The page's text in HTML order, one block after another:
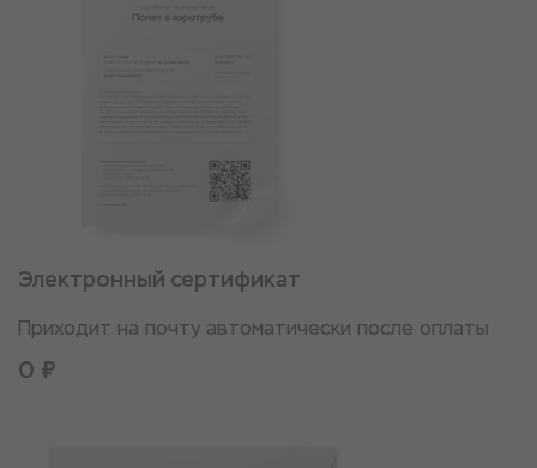
Электронный сертификат
Приходит на почту автоматически после оплаты
0 ₽